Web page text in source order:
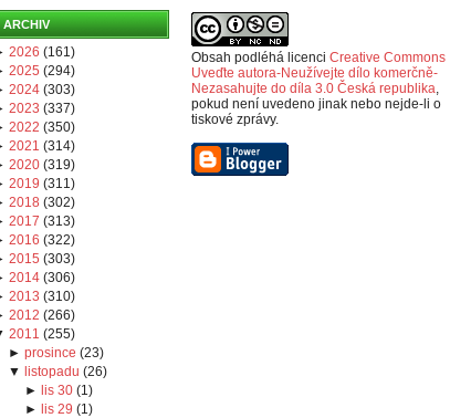
ARCHIV
2026 (161)
2025 (294)
2024 (303)
2023 (337)
2022 (350)
2021 (314)
2020 (319)
2019 (311)
2018 (302)
2017 (313)
2016 (322)
2015 (303)
2014 (306)
2013 (310)
2012 (266)
2011 (255)
►prosince (23)
▼ listopadu (26)
► lis 30(1)
► lis 29 (1)
Obsah podléhá licenci Creative Commons
Uveďte autora-Neužívejte dílo komerčně-
Nezasahujte do díla 3.0 Česká republika,
pokud není uvedeno jinak nebo nejde-li o
tiskové zprávy.